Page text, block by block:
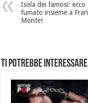
Isola dei famosi: ecco
fumato insieme a
Monte!
Ti potrebbe interessare